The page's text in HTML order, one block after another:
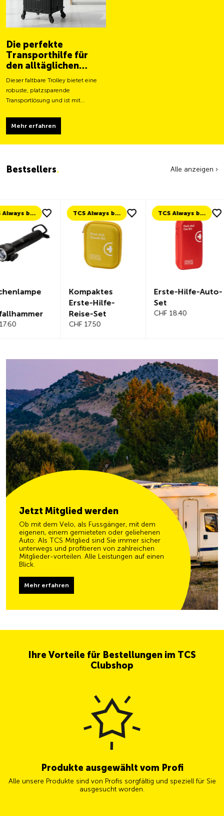
Die perfekte
Transporthilfe für
den alltäglichen
Gebrauch
Dieser faltbare Trolley bietet eine
robuste, platzsparende
Transportlösung und ist mit
Tragfähigkeit ausgestattet.
Mehr erfahren
Bestsellers. Alle anzeigen ›
Kompaktes
Reise-Set
CHF 17.50
Erste-Hilfe-Auto-
Set
CHF 18.40
Jetzt Mitglied werden
Ob mit dem Velo, als Fussgänger, mit dem
eigenen, einem gemieteten oder geliehenen
Auto: Als TCS Mitglied sind Sie immer sicher
unterwegs und profitieren von zahlreichen
Mitglieder-vorteilen. Alle Leistungen auf einen
Blick.
Mehr erfahren
Ihre Vorteile für Bestellungen im TCS
Clubshop
Produkte ausgewählt vom Profi
Alle unsere Produkte sind von Profis sorgfältig und speziell für Sie
ausgesucht worden.